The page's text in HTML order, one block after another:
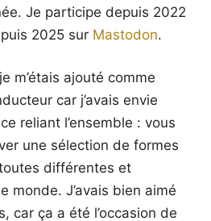
Je participe depuis 2022
2025 sur Mastodon.
je m’étais ajouté comme
car j’avais envie
reliant l’ensemble : vous
une sélection de formes
différentes et
monde. J’avais bien aimé
car ça a été l’occasion de